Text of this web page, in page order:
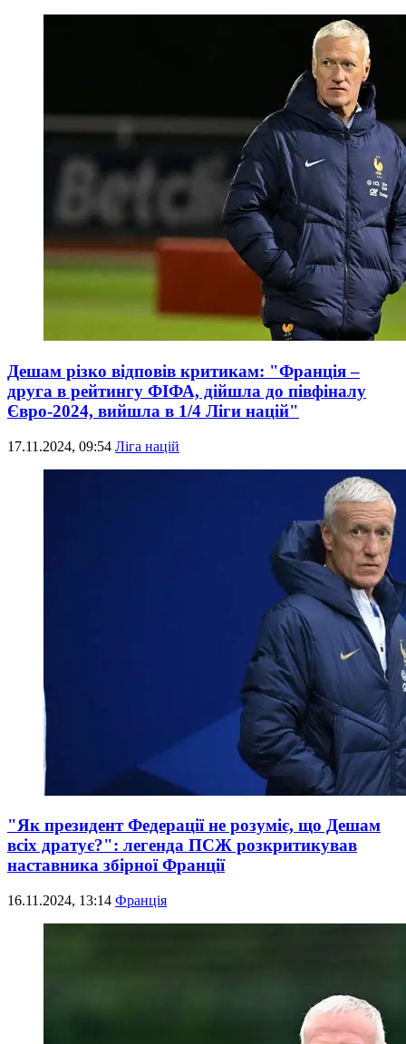
Дешам різко відповів критикам: "Франція –
друга в рейтингу ФІФА, дійшла до півфіналу
Євро-2024, вийшла в 1/4 Ліги націй"
17.11.2024, 09:54 Ліга націй
"Як президент Федерації не розуміє, що Дешам
всіх дратує?": легенда ПСЖ розкритикував
наставника збірної Франції
16.11.2024, 13:14 Франція